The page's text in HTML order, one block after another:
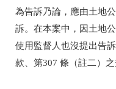
為告訴乃論，應由土地
訴。在本案中，因土地
使用監督人也沒提出告
款、第307 條（註二）